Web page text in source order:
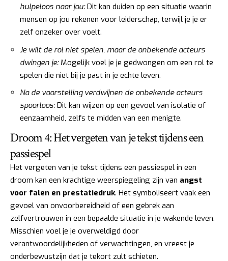
hulpeloos naar jou:Dit kan duiden op een situatie waarin
mensen op jou rekenen voor leiderschap, terwijl je je er
zelf onzeker over voelt.
Je wilt de rol niet spelen, maar de onbekende acteurs
dwingen je:Mogelijk voel je je gedwongen om een rol te
spelen die niet bij je past in je echte leven.
Na de voorstelling verdwijnen de onbekende acteurs
spoorloos:Dit kan wijzen op een gevoel van isolatie of
eenzaamheid, zelfs te midden van een menigte.
Droom 4: Het vergeten van je tekst tijdens een
passiespel
Het vergeten van je tekst tijdens een passiespel in een
droom kan een krachtige weerspiegeling zijn van angst
voor falen en prestatiedruk. Het symboliseert vaak een
gevoel van onvoorbereidheid of een gebrek aan
zelfvertrouwen in een bepaalde situatie in je wakende leven.
Misschien voel je je overweldigd door
verantwoordelijkheden of verwachtingen, en vreest je
onderbewustzijn dat je tekort zult schieten.